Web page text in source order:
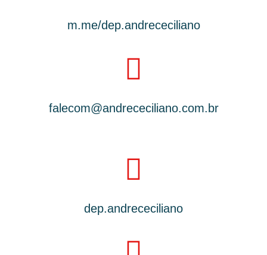
m.me/dep.andrececiliano
falecom@andrececiliano.com.br
dep.andrececiliano